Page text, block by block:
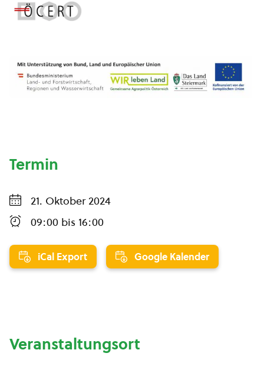
Termin
21. Oktober 2024
09:00 bis 16:00
iCal Export Google Kalender
Veranstaltungsort